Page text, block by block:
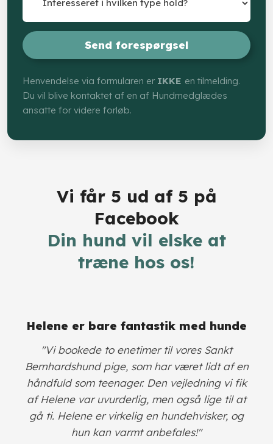
Henvendelse via formularen er IKKE en tilmelding.
Du vil blive kontaktet af en af Hundmedglædes
ansatte for videre forløb.​
Vi får 5 ud af 5 på
Facebook
​Din hund vil elske at
træne hos os!
​Helene er bare fantastik med hunde
​"Vi bookede to enetimer til vores Sankt
Bernhardshund pige, som har været lidt af en
håndfuld som teenager. Den vejledning vi fik
af Helene var uvurderlig, men også lige til at
gå ti. Helene er virkelig en hundehvisker, og
hun kan varmt anbefales!"